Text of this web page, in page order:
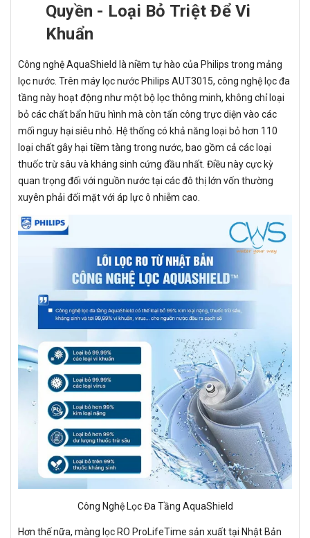
Quyền - Loại Bỏ Triệt Để Vi
Khuẩn
Công nghệ AquaShield là niềm tự hào của Philips trong mảng
lọc nước. Trên máy lọc nước Philips AUT3015, công nghệ lọc đa
tầng này hoạt động như một bộ lọc thông minh, không chỉ loại
bỏ các chất bẩn hữu hình mà còn tấn công trực diện vào các
mối nguy hại siêu nhỏ. Hệ thống có khả năng loại bỏ hơn 110
loại chất gây hại tiềm tàng trong nước, bao gồm cả các loại
thuốc trừ sâu và kháng sinh cứng đầu nhất. Điều này cực kỳ
quan trọng đối với nguồn nước tại các đô thị lớn vốn thường
xuyên phải đối mặt với áp lực ô nhiễm cao.
Công Nghệ Lọc Đa Tầng AquaShield
Hơn thế nữa, màng lọc RO ProLifeTime sản xuất tại Nhật Bản